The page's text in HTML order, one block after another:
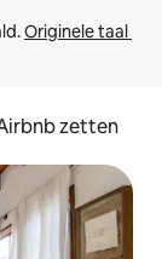
Originele taal
zetten